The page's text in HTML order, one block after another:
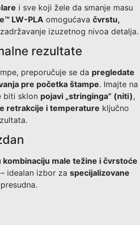
i sve koji žele da smanje masu
LW-PLA omogućava čvrstu,
izuzetnog nivoa detalja.
rezultate
preporučuje se da pregledate
pre početka štampe. Imajte na
biti sklon pojavi „stringinga” (niti),
retrakcije i temperature ključno
kombinaciju male težine i čvrstoće
– idealan izbor za specijalizovane